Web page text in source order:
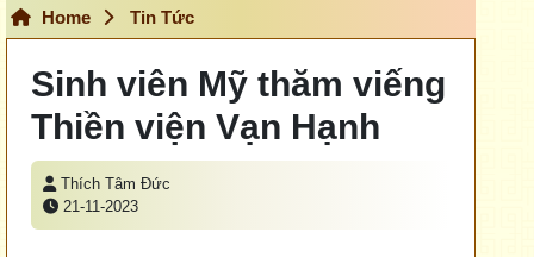
Home Tin Tức
Sinh viên Mỹ thăm viếng
Thiền viện Vạn Hạnh
Thích Tâm Đức
21-11-2023